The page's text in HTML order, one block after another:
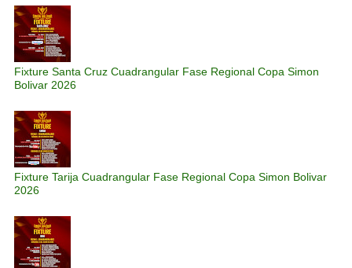
Fixture Santa Cruz Cuadrangular Fase Regional Copa Simon
Bolivar 2026
Fixture Tarija Cuadrangular Fase Regional Copa Simon Bolivar
2026